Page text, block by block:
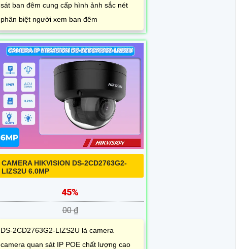
sát ban đêm cung cấp hình ảnh sắc nét
phân biệt người xem ban đêm
CAMERA HIKVISION DS-2CD2763G2-
LIZS2U 6.0MP
45%
00 ₫
DS-2CD2763G2-LIZS2U là camera
camera quan sát IP POE chất lượng cao